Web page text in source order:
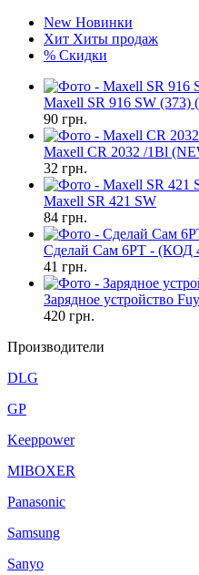
New Новинки
Хит Хиты продаж
% Скидки
Maxell SR 916 SW (373)
90 грн.
Maxell CR 2032 /1Bl
32 грн.
Maxell SR 421 SW
84 грн.
Сделай Сам 6PT - (КОД
41 грн.
Зарядное устройство
420 грн.
Производители
DLG
GP
Keeppower
MIBOXER
Panasonic
Samsung
Sanyo